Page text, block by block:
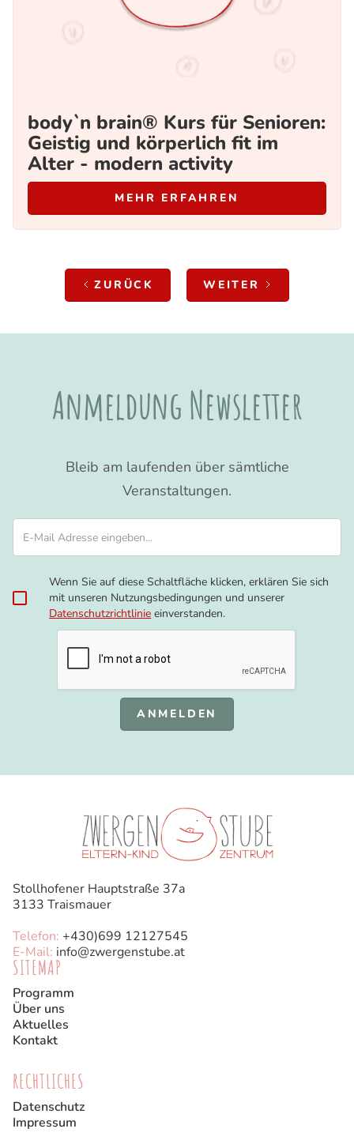
body`n brain® Kurs für Senioren:
Geistig und körperlich fit im
Alter - modern activity
MEHR ERFAHREN
ZURÜCK WEITER
Anmeldung Newsletter
Bleib am laufenden über sämtliche
Veranstaltungen.
Wenn Sie auf diese Schaltfläche klicken, erklären Sie sich
mit unseren Nutzungsbedingungen und unserer
Datenschutzrichtlinie einverstanden.
Stollhofener Hauptstraße 37a
3133 Traismauer
Telefon: +430)699 12127545
E-Mail: info@zwergenstube.at
SITEMAP
Programm
Über uns
Aktuelles
Kontakt
RECHTLICHES
Datenschutz
Impressum